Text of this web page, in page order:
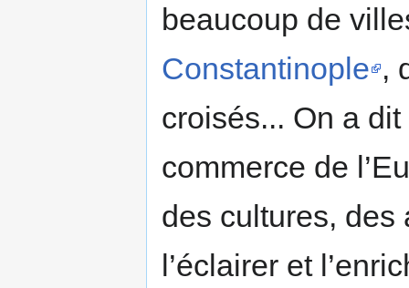
beaucoup de
Constantinople ,
croisés... On a
commerce de
des cultures, des
l’éclairer et